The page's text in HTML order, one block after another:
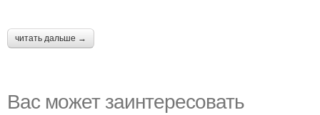
читать дальше →
Вас может заинтересовать